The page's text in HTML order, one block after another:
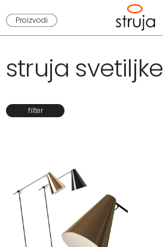
Proizvodi
struja svetiljke
filter